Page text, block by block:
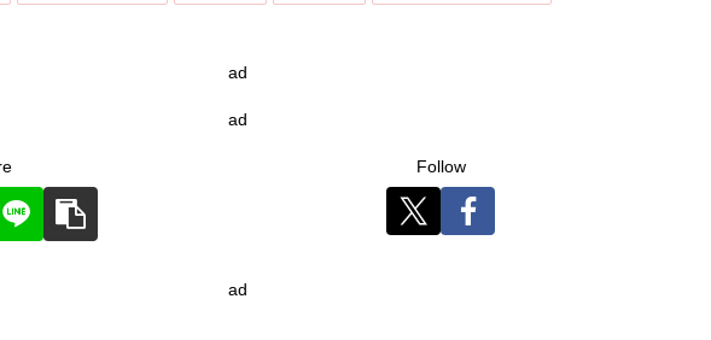
ad
ad
Follow
ad